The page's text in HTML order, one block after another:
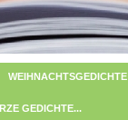
WEIHNACHTSGEDICHTE
GEDICHTE...